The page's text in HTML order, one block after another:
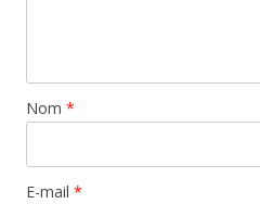
Nom *
E-mail *